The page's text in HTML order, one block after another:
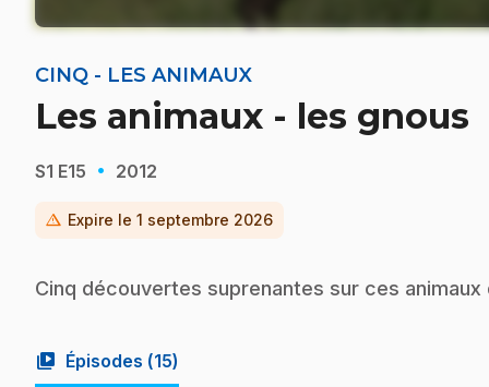
CINQ - LES ANIMAUX
Les animaux - les gnous
S1 E15 · 2012
warning Expire le 1 septembre 2026
Cinq découvertes suprenantes sur ces
video_library Épisodes (15)